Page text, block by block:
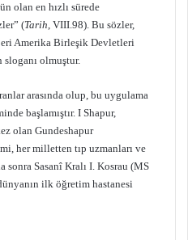
olan en hızlı sürede
(Tarih, VIII.98). Bu sözler,
Amerika Birleşik Devletleri
sloganı olmuştur.
arasında olup, bu uygulama
başlamıştır. I Shapur,
olan Gundeshapur
her milletten tıp uzmanları ve
sonra Sasanî Kralı I. Kosrau (MS
ilk öğretim hastanesi